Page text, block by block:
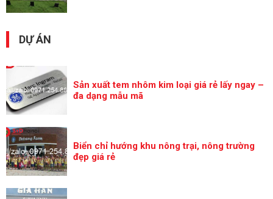
DỰ ÁN
Sản xuất tem nhôm kim loại giá rẻ lấy ngay –
đa dạng mẫu mã
Biển chỉ hướng khu nông trại, nông trường
đẹp giá rẻ